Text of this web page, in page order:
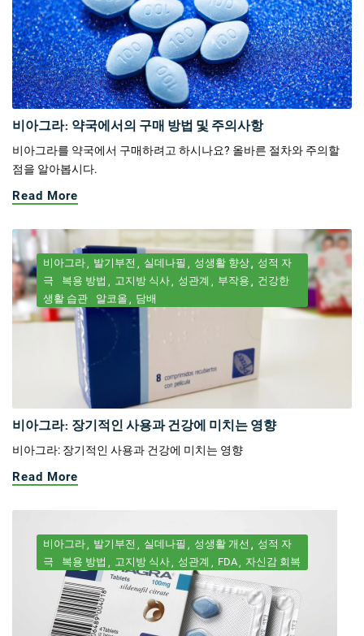
비아그라: 약국에서의 구매 방법 및 주의사항
비아그라를 약국에서 구매하려고 하시나요? 올바른 절차와 주의할
점을 알아봅시다.
Read More
비아그라 발기부전 실데나필 성생활 향상
성적 자
극
복용 방법 고지방 식사 성관계 부작용
건강한
생활 습관
알코올 담배
비아그라: 장기적인 사용과 건강에 미치는 영향
비아그라: 장기적인 사용과 건강에 미치는 영향
Read More
비아그라 발기부전 실데나필 성생활 개선
성적 자
극
복용 방법 고지방 식사 성관계 FDA 자신감 회복